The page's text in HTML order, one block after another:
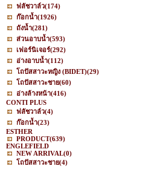
ฟลัชวาล์ว(174)
ก๊อกน้ำ(1926)
ถังน้ำ(281)
ส่วนอาบน้ำ(593)
เฟอร์นิเจอร์(292)
อ่างอาบน้ำ(112)
โถปัสสาวะหญิง (BIDET)(29)
โถปัสสาวะชาย(60)
อ่างล้างหน้า(416)
CONTI PLUS
ฟลัชวาล์ว(4)
ก๊อกน้ำ(23)
ESTHER
PRODUCT(639)
ENGLEFIELD
NEW ARRIVAL(0)
โถปัสสาวะชาย(4)